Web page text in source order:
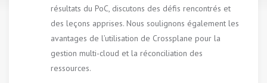
résultats du PoC, discutons des défis rencontrés et
des leçons apprises. Nous soulignons également les
avantages de l’utilisation de Crossplane pour la
gestion multi-cloud et la réconciliation des
ressources.